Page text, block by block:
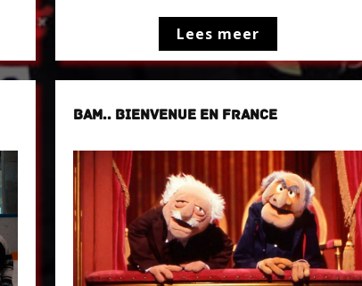
Lees meer
BAM.. BIENVENUE EN FRANCE